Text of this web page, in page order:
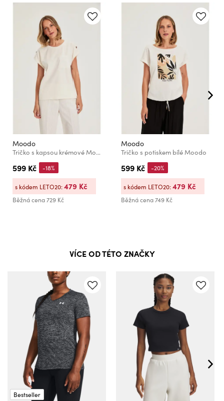
Moodo
Tričko s kapsou krémové Moodo
599 Kč
Běžná cena729 Kč
-18%
s kódem LETO20:479 Kč
Moodo
Tričko s potiskem bílé Moodo
599 Kč
Běžná cena749 Kč
-20%
s kódem LETO20:479 Kč
VÍCE OD TÉTO ZNAČKY
Bestseller